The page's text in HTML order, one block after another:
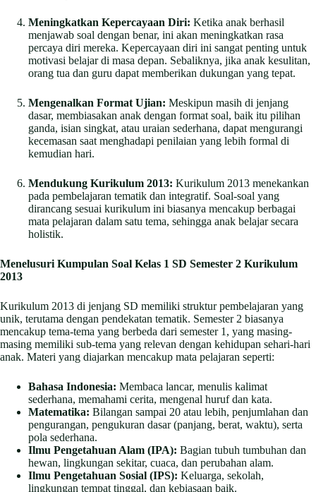
Meningkatkan Kepercayaan Diri: Ketika anak berhasil
menjawab soal dengan benar, ini akan meningkatkan rasa
percaya diri mereka. Kepercayaan diri ini sangat penting untuk
motivasi belajar di masa depan. Sebaliknya, jika anak kesulitan,
orang tua dan guru dapat memberikan dukungan yang tepat.
Mengenalkan Format Ujian: Meskipun masih di jenjang
dasar, membiasakan anak dengan format soal, baik itu pilihan
ganda, isian singkat, atau uraian sederhana, dapat mengurangi
kecemasan saat menghadapi penilaian yang lebih formal di
kemudian hari.
Mendukung Kurikulum 2013: Kurikulum 2013 menekankan
pada pembelajaran tematik dan integratif. Soal-soal yang
dirancang sesuai kurikulum ini biasanya mencakup berbagai
mata pelajaran dalam satu tema, sehingga anak belajar secara
holistik.
Menelusuri Kumpulan Soal Kelas 1 SD Semester 2 Kurikulum
2013
Kurikulum 2013 di jenjang SD memiliki struktur pembelajaran yang
unik, terutama dengan pendekatan tematik. Semester 2 biasanya
mencakup tema-tema yang berbeda dari semester 1, yang masing-
masing memiliki sub-tema yang relevan dengan kehidupan sehari-hari
anak. Materi yang diajarkan mencakup mata pelajaran seperti:
Bahasa Indonesia: Membaca lancar, menulis kalimat
sederhana, memahami cerita, mengenal huruf dan kata.
Matematika: Bilangan sampai 20 atau lebih, penjumlahan dan
pengurangan, pengukuran dasar (panjang, berat, waktu), serta
pola sederhana.
Ilmu Pengetahuan Alam (IPA): Bagian tubuh tumbuhan dan
hewan, lingkungan sekitar, cuaca, dan perubahan alam.
Ilmu Pengetahuan Sosial (IPS): Keluarga, sekolah,
lingkungan tempat tinggal, dan kebiasaan baik.